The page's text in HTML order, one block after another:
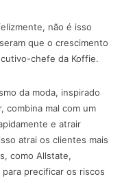
não é isso
que o crescimento
chefe da Koffie.
da moda, inspirado
combina mal com um
e atrair
atrai os clientes mais
como Allstate,
precificar os riscos